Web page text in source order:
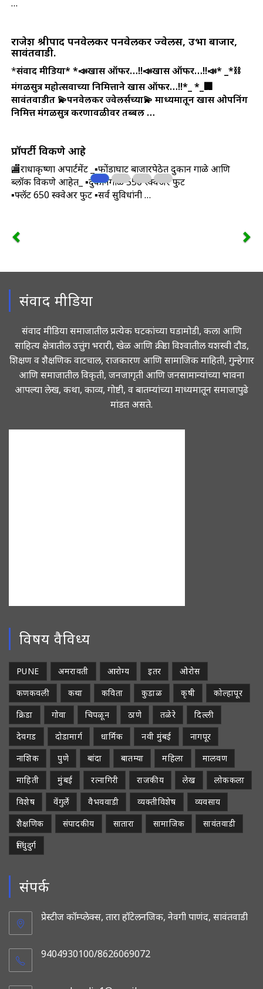
…
राजेश श्रीपाद पनवेलकर पनवेलकर ज्वेलर्स, उभा बाजार,
सावंतवाडी.
*संवाद मीडिया**📣खास ऑफर…!!📣खास ऑफर…!!📣* _*⛓️
मंगळसुत्र महोत्सवाच्या निमित्ताने खास ऑफर…!!*_ *_🏢
सावंतवाडीत 💫पनवेलकर ज्वेलर्सच्या💫 माध्यमातून खास ओपनिंग
निमित्त मंगळसुत्र करणावळीवर तब्बल …
प्रॉपर्टी विकणे आहे
🏬राधाकृष्णा अपार्टमेंट _▪️फोंडाघाट बाजारपेठेत दुकान गाळे आणि
ब्लॉक विकणे आहेत_ ▪️दुकानगाळे 550 स्क्वेअर फुट
▪️फ्लॅट 650 स्क्वेअर फुट ▪️सर्व सुविधांनी …
संवाद मीडिया
संवाद मीडिया समाजातील प्रत्येक घटकांच्या घडामोडी, कला आणि
साहित्य क्षेत्रातील उत्तुंग भरारी, खेळ आणि क्रीडा विश्वातील यशस्वी दौड,
शिक्षण व शैक्षणिक वाटचाल, राजकारण आणि सामाजिक माहिती, गुन्हेगार
आणि समाजातील विकृती, जनजागृती आणि जनसामान्यांच्या भावना
आपल्या लेख, कथा, काव्य, गोष्टी, व बातम्यांच्या माध्यमातून समाजापुढे
मांडत असते.
विषय वैविध्य
PUNE अमरावती आरोग्य इतर
ओरोस
कणकवली
कथा कविता कुडाळ कृषी
कोल्हापूर
क्रिडा
गोवा चिपळून ठाणे तळेरे
दिल्ली
देवगड
दोडामार्ग धार्मिक नवी मुंबई
नागपूर
नाशिक
पुणे बांदा बातम्या महिला
मालवण
माहिती
मुंबई रत्नागिरी राजकीय लेख
लोककला
विशेष
वेंगुर्ले वैभववाडी व्यक्तीविशेष
व्यवसाय
शैक्षणिक
संपादकीय सातारा सामाजिक
सावंतवाडी
सिंधुदुर्ग
संपर्क
प्रेस्टीज कॉम्प्लेक्स, तारा हॉटेलनजिक, नेवगी पाणंद, सावंतवाडी
9404930100/8626069072